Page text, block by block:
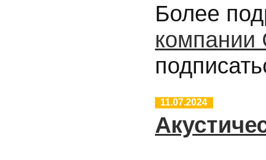
Более
11.07.2024